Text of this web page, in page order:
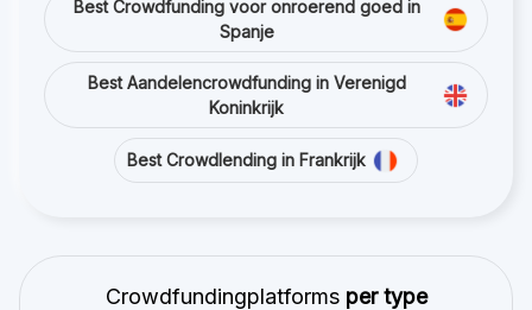
Best Crowdfunding voor onroerend goed in
Spanje
Best Aandelencrowdfunding in Verenigd
Koninkrijk
Best Crowdlending in Frankrijk
Crowdfundingplatforms per type